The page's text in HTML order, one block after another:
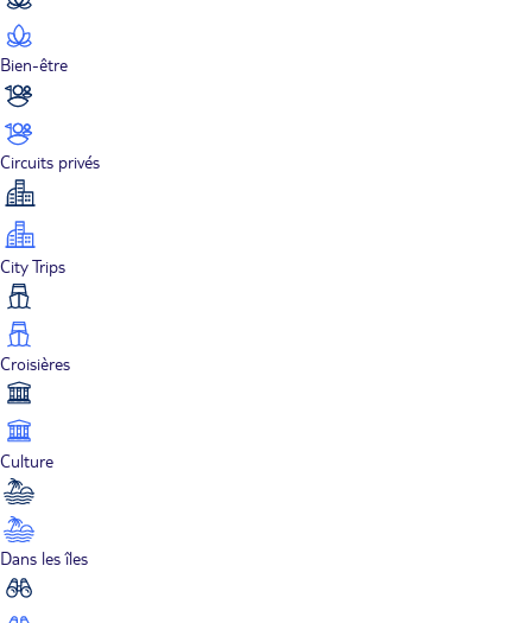
Bien-être
Circuits privés
City Trips
Croisières
Culture
Dans les îles